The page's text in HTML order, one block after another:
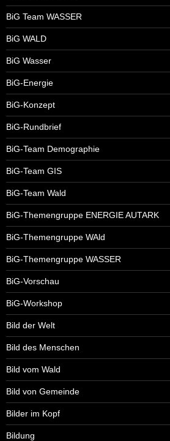
BiG Team WASSER
BiG WALD
BiG Wasser
BiG-Energie
BiG-Konzept
BiG-Rundbrief
BiG-Team Demographie
BiG-Team GIS
BiG-Team Wald
BiG-Themengruppe ENERGIE AUTARK
BiG-Themengruppe WAld
BiG-Themengruppe WASSER
BiG-Vorschau
BiG-Workshop
Bild der Welt
Bild des Menschen
Bild vom Wald
Bild von Gemeinde
Bilder im Kopf
Bildung